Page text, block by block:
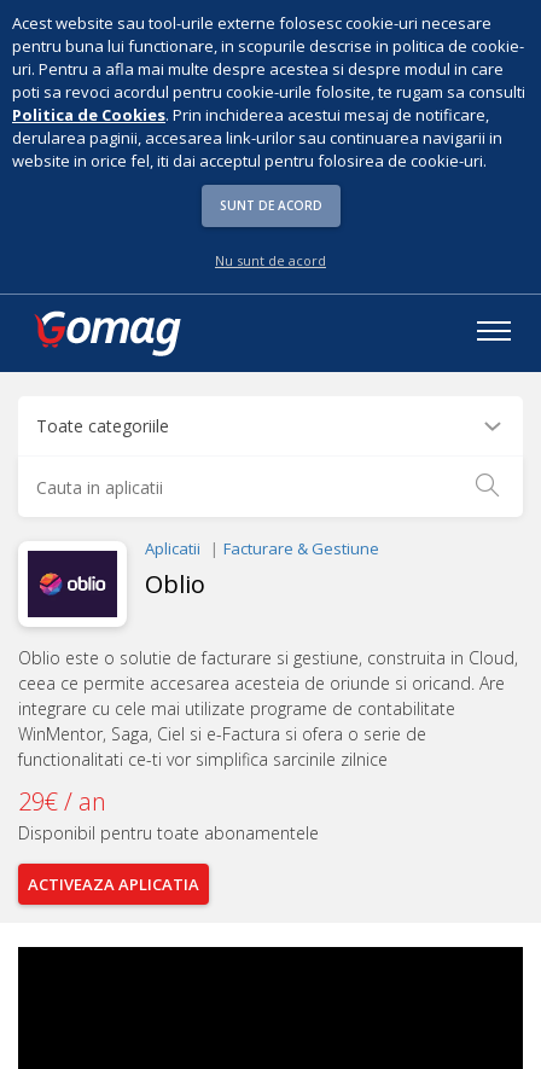
Acest website sau tool-urile externe folosesc cookie-uri necesare
pentru buna lui functionare, in scopurile descrise in politica de cookie-
uri. Pentru a afla mai multe despre acestea si despre modul in care
poti sa revoci acordul pentru cookie-urile folosite, te rugam sa consulti
Politica de Cookies. Prin inchiderea acestui mesaj de notificare,
derularea paginii, accesarea link-urilor sau continuarea navigarii in
website in orice fel, iti dai acceptul pentru folosirea de cookie-uri.
SUNT DE ACORD
Nu sunt de acord
Aplicatii Facturare & Gestiune
Oblio
Oblio este o solutie de facturare si gestiune, construita in Cloud,
ceea ce permite accesarea acesteia de oriunde si oricand. Are
integrare cu cele mai utilizate programe de contabilitate
WinMentor, Saga, Ciel si e-Factura si ofera o serie de
functionalitati ce-ti vor simplifica sarcinile zilnice
29€ / an
Disponibil pentru toate abonamentele
ACTIVEAZAAPLICATIA